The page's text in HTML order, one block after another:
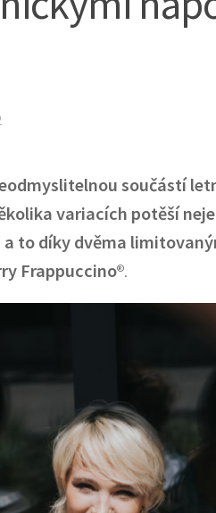
součástí
variacích potěší
to díky dvěma
Frappuccino®.